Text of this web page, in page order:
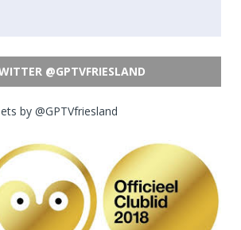
@GPTVFRIESLAND
by @GPTVfriesland